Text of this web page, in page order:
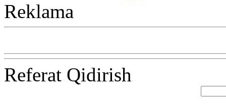
Reklama
Referat Qidirish